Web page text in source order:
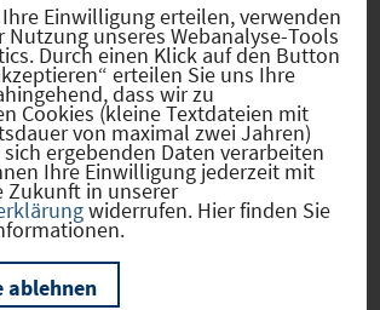
sowie
erzeugen die
und Bürger und die Gemeinde
Strom, als sie selbst
können.
ist ein
Wohn- und
aus dem Jahr 1718.
Einwilligung erteilen, verwenden
Nutzung unseres Webanalyse-Tools
Durch einen Klick auf den Button
erteilen Sie uns Ihre
dass wir zu
Cookies (kleine Textdateien mit
von maximal zwei Jahren)
ergebenden Daten verarbeiten
Ihre Einwilligung jederzeit mit
Zukunft in unserer
widerrufen. Hier finden Sie
ablehnen